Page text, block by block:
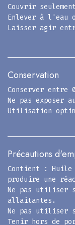
Couvrir
Enlever à l'eau
Laisser agir
Conservation
Conserver entre
Ne pas exposer
Utilisation
Précautions
Contient :
produire une
Ne pas utiliser
allaitantes.
Ne pas utiliser
Tenir hors de